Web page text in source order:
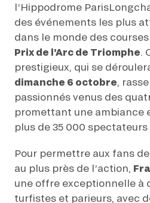
l’Hippodrome
des événements les plus
dans le monde des
Prix de l’Arc de Triomphe
prestigieux, qui se
dimanche 6 octobre ,
passionnés venus des
promettant une ambiance
plus de 35 000 spectateurs
Pour permettre aux fans
au plus près de l’action,
une offre exceptionnelle à
turfistes et parieurs, avec